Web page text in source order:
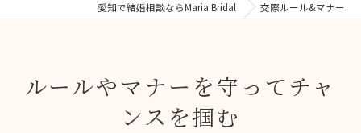
愛知で結婚相談ならMaria Bridal 交際ルール&マナー
ルールやマナーを守ってチャ
ンスを掴む